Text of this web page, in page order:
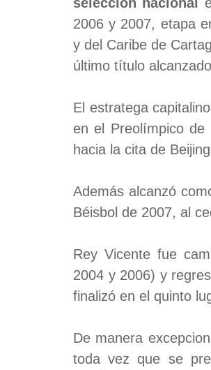
2006 y 2007, etapa
y del Caribe de
último título
El estratega
en el Preolímpico
hacia la cita de
Además alcanzó
Béisbol de 2007, al
Rey Vicente fue
2004 y 2006) y
finalizó en el quinto
De manera
toda vez que se